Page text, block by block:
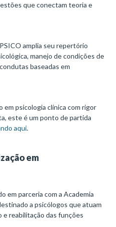
que conectam teoria e
amplia seu repertório
manejo de condições de
baseadas em
em psicologia clínica com rigor
este é um ponto de partida
aqui.
em
em parceria com a Academia
a psicólogos que atuam
e reabilitação das funções